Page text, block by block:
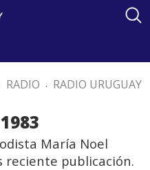
RADIO . RADIO URUGUAY
María Noel
reciente publicación.